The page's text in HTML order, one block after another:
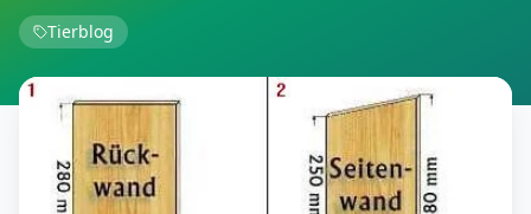
Tierblog